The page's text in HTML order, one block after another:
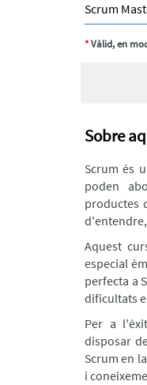
Scrum
*Vàlid, en
Sobre
Scrum és
poden
productes
Aquest
especial
perfecta a
dificultats
Per a
disposar
Scrum en
i